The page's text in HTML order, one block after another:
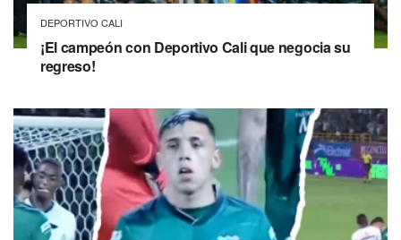
DEPORTIVO CALI
¡El campeón con Deportivo Cali que negocia su
regreso!